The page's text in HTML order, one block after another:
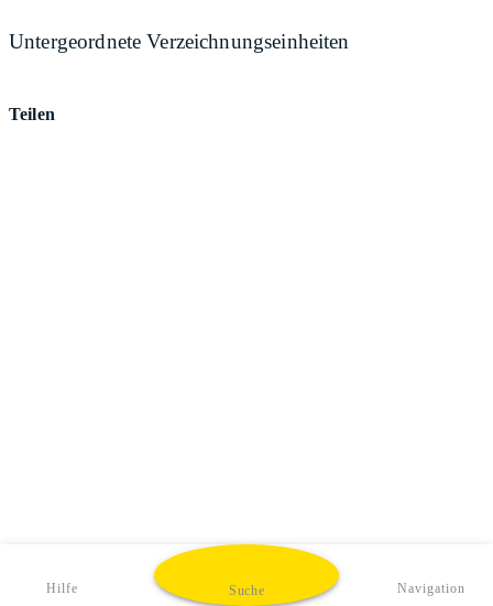
Untergeordnete Verzeichnungseinheiten
Teilen
Hilfe Suche Navigation